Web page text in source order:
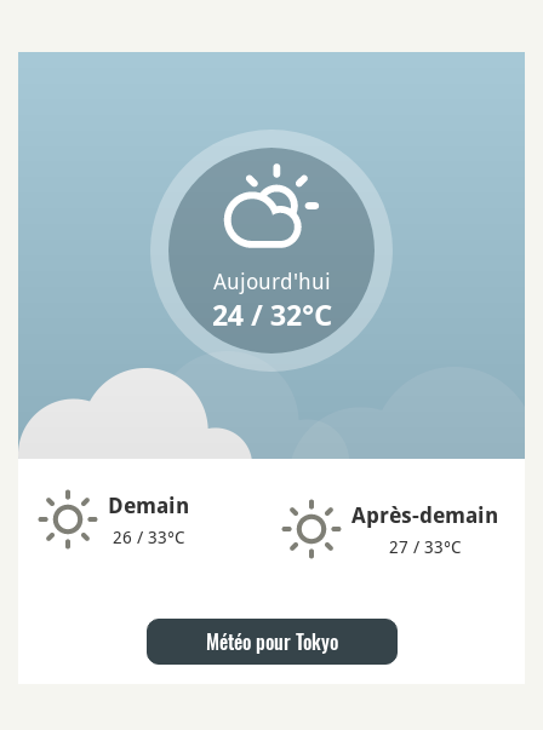
Aujourd'hui
24 / 32°C
Demain
26 / 33°C
Après-demain
27 / 33°C
Météo pour Tokyo